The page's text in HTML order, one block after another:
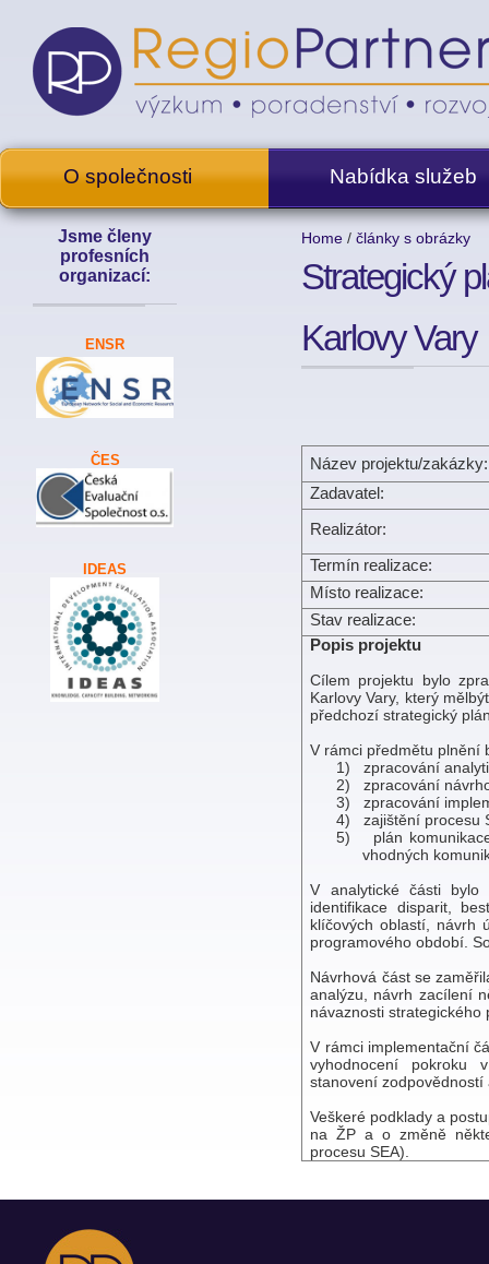
Home / články s obrázky
Strategický
Karlovy Vary
Název projektu/zakázky:
Zadavatel:
Realizátor:
Termín realizace:
Místo realizace:
Stav realizace:
Popis projektu
Cílem projektu bylo
Karlovy Vary, který
předchozí strategický
V rámci předmětu plnění
1)
zpracování
2)
zpracování
3)
zpracování
4)
zajištění procesu
5)
plán
vhodných
V analytické části bylo
identifikace disparit,
klíčových oblastí, návrh
programového období.
Návrhová část se
analýzu, návrh zacílení
návaznosti
V rámci implementační
vyhodnocení pokroku
stanovení
Veškeré podklady a
na ŽP a o změně
procesu SEA).
Jsme členy
profesních
organizací:
ENSR
ČES
IDEAS
O společnosti Nabídka služeb